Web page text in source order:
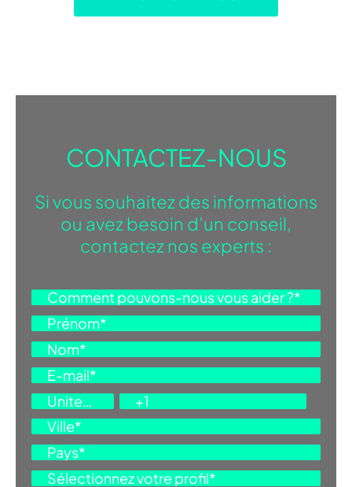
CONTACTEZ-NOUS
Si vous souhaitez des informations
ou avez besoin d’un conseil,
contactez nos experts :